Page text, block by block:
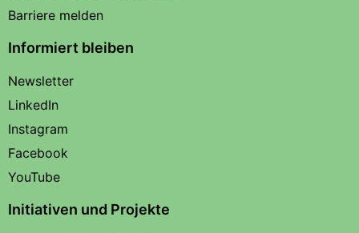
Barriere melden
Informiert bleiben
Newsletter
LinkedIn
Instagram
Facebook
YouTube
Initiativen und Projekte